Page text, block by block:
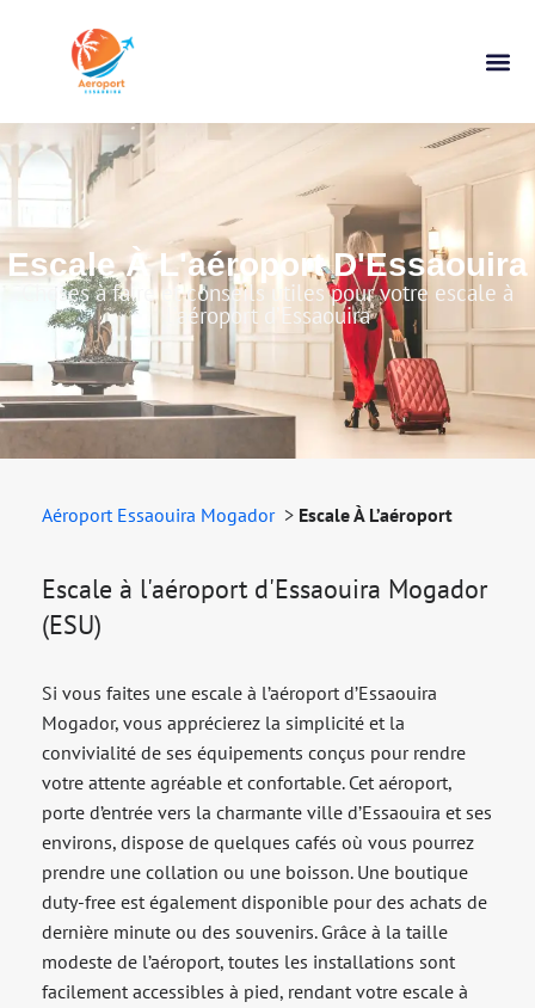
Escale À L’aéroport
d’Essaouira
Escale À L'aéroport D'Essaouira
Choses à faire et conseils utiles pour votre escale à
l’aéroport d’Essaouira
Aéroport Essaouira Mogador> Escale À L’aéroport
Escale à l'aéroport d'Essaouira Mogador
(ESU)
Si vous faites une escale à l’aéroport d’Essaouira
Mogador, vous apprécierez la simplicité et la
convivialité de ses équipements conçus pour rendre
votre attente agréable et confortable. Cet aéroport,
porte d’entrée vers la charmante ville d’Essaouira et ses
environs, dispose de quelques cafés où vous pourrez
prendre une collation ou une boisson. Une boutique
duty-free est également disponible pour des achats de
dernière minute ou des souvenirs. Grâce à la taille
modeste de l’aéroport, toutes les installations sont
facilement accessibles à pied, rendant votre escale à